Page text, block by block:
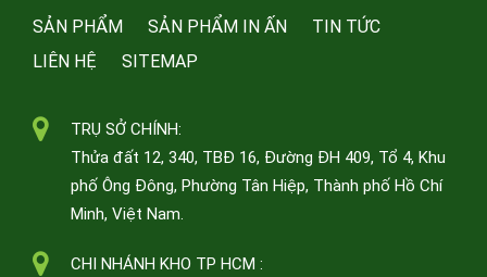
SẢN PHẨM SẢN PHẨM IN ẤN
TIN TỨC
LIÊN HỆ
SITEMAP
TRỤ SỞ CHÍNH:
Thửa đất 12, 340, TBĐ 16, Đường ĐH 409, Tổ 4, Khu
phố Ông Đông, Phường Tân Hiệp, Thành phố Hồ Chí
Minh, Việt Nam.
CHI NHÁNH KHO TP HCM :